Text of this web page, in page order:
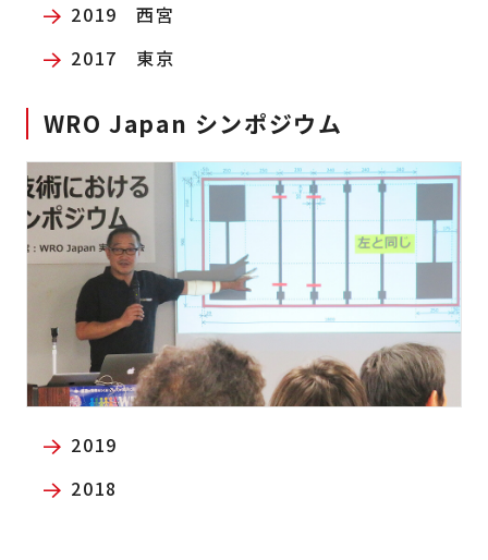
2019 西宮
2017 東京
WRO Japan シンポジウム
2019
2018